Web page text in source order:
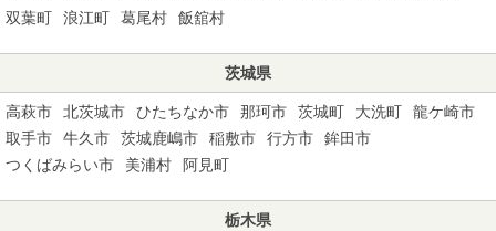
双葉町
浪江町 葛尾村 飯舘村
茨城県
高萩市 北茨城市 ひたちなか市 那珂市 茨城町 大洗町
龍ケ崎市
取手市
牛久市 茨城鹿嶋市 稲敷市 行方市
鉾田市
つくばみらい市
美浦村 阿見町
栃木県